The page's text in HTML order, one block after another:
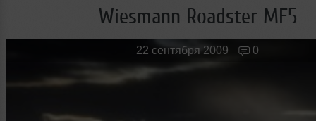
Танцевальные стили Обзоры Вечеринок и
Новые лица Мужчина & Женщина
Wiesmann Roadster MF5
22 сентября 2009 0